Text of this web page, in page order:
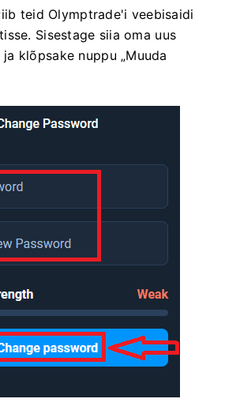
teid Olymptrade'i veebisaidi
Sisestage siia oma uus
klõpsake nuppu „Muuda